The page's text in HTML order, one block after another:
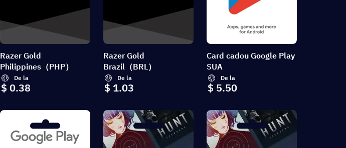
Razer Gold
Philippines（PHP）
De la
$ 0.38
Razer Gold
Brazil（BRL）
De la
$ 1.03
Card cadou Google Play
SUA
De la
$ 5.50